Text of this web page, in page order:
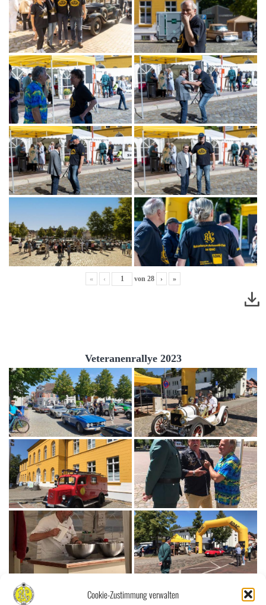
Cookie-Zustimmung verwalten
« ‹ von 28 › »
Veteranenrallye 2023